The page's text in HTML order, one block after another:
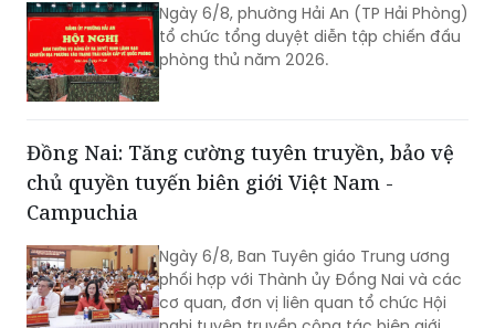
Ngày 6/8, phường Hải An (TP Hải Phòng)
tổ chức tổng duyệt diễn tập chiến đấu
phòng thủ năm 2026.
Đồng Nai: Tăng cường tuyên truyền, bảo vệ
chủ quyền tuyến biên giới Việt Nam -
Campuchia
Ngày 6/8, Ban Tuyên giáo Trung ương
phối hợp với Thành ủy Đồng Nai và các
cơ quan, đơn vị liên quan tổ chức Hội